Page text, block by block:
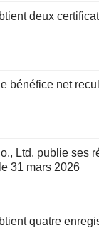
deux
bénéfice net
Ltd. publie ses
31 mars 2026
quatre